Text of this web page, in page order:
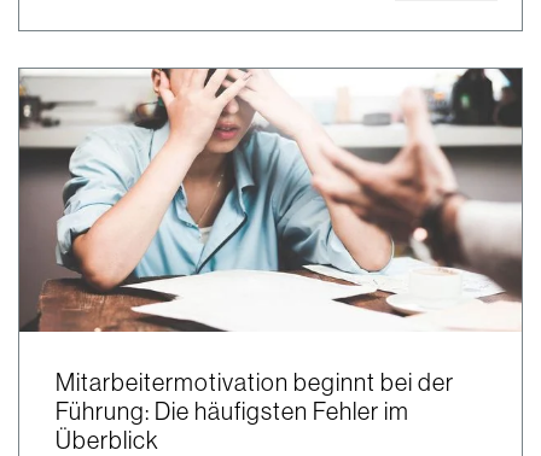
Mitarbeitermotivation beginnt bei der
Führung: Die häufigsten Fehler im
Überblick